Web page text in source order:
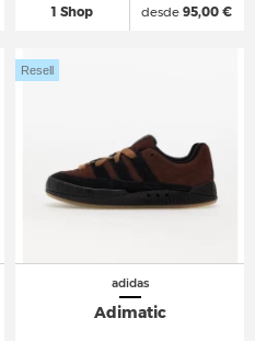
1 Shop desde 95,00 €
adidas
Adimatic
Resell